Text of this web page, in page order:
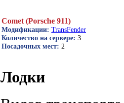
Comet (Porsche 911)
Модификации: TransFender
Количество на сервере: 3
Посадочных мест: 2
Лодки